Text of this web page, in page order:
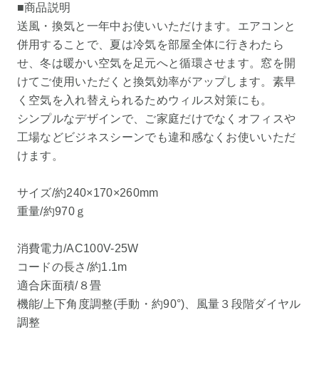
■商品説明
送風・換気と一年中お使いいただけます。エアコンと
併用することで、夏は冷気を部屋全体に行きわたら
せ、冬は暖かい空気を足元へと循環させます。窓を開
けてご使用いただくと換気効率がアップします。素早
く空気を入れ替えられるためウィルス対策にも。
シンプルなデザインで、ご家庭だけでなくオフィスや
工場などビジネスシーンでも違和感なくお使いいただ
けます。
サイズ/約240×170×260mm
重量/約970ｇ
消費電力/AC100V-25W
コードの長さ/約1.1m
適合床面積/８畳
機能/上下角度調整(手動・約90°)、風量３段階ダイヤル
調整